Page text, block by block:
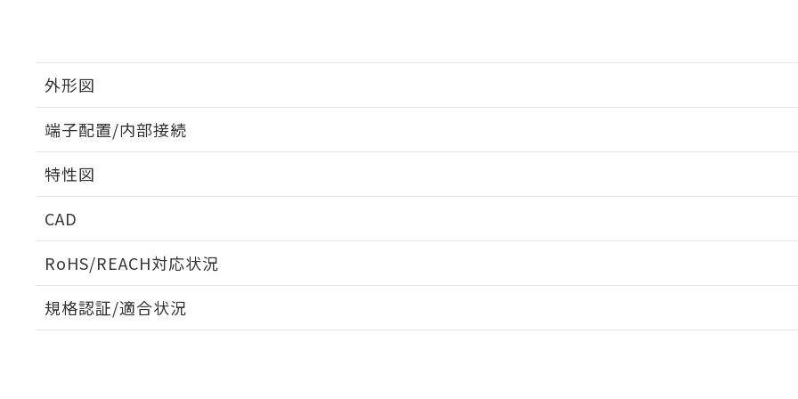
外形図
端子配置/内部接続
特性図
CAD
RoHS/REACH対応状況
EU RoHS 注意事項・凡例
規格認証/適合状況